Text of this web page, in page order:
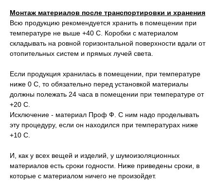
Монтаж материалов после транспортировки и хранения
Всю продукцию рекомендуется хранить в помещении при
температуре не выше +40 С. Коробки с материалом
складывать на ровной горизонтальной поверхности вдали от
отопительных систем и прямых лучей света.
Если продукция хранилась в помещении, при температуре
ниже 0 С, то обязательно перед установкой материалы
должны полежать 24 часа в помещении при температуре от
+20 С.
Исключение - материал Проф Ф. С ним надо проделывать
эту процедуру, если он находился при температурах ниже
+10 С.
И, как у всех вещей и изделий, у шумоизоляционных
материалов есть сроки годности. Ниже приведены сроки, в
которые с материалом ничего не произойдет.